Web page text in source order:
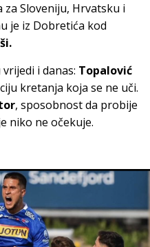
Sloveniju, Hrvatsku i
je iz Dobretića kod
i danas: Topalović
kretanja koja se ne uči.
, sposobnost da probije
niko ne očekuje.